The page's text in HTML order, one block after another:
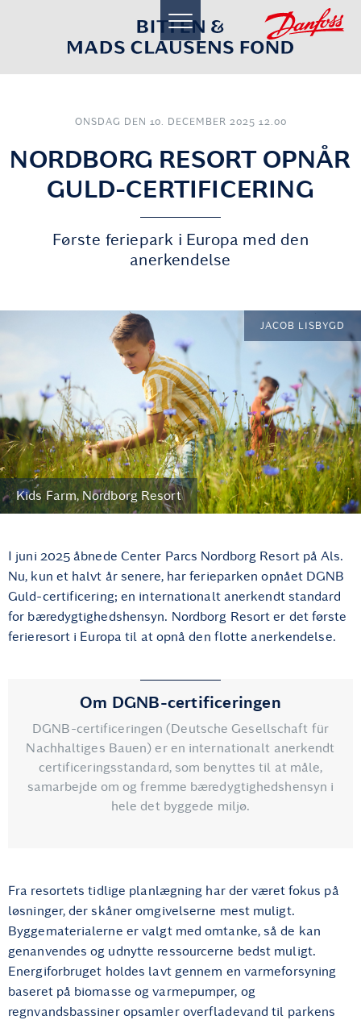
toggle
navigation
ONSDAG DEN 10. DECEMBER 2025 12.00
NORDBORG RESORT OPNÅR
GULD-CERTIFICERING
Første feriepark i Europa med den
anerkendelse
Kids Farm, Nordborg Resort
JACOB LISBYGD
I juni 2025 åbnede Center Parcs Nordborg Resort på Als.
Nu, kun et halvt år senere, har ferieparken opnået DGNB
Guld-certificering; en internationalt anerkendt standard
for bæredygtighedshensyn. Nordborg Resort er det første
ferieresort i Europa til at opnå den flotte anerkendelse.
Om DGNB-certificeringen
DGNB-certificeringen (Deutsche Gesellschaft für
Nachhaltiges Bauen) er en internationalt anerkendt
certificeringsstandard, som benyttes til at måle,
samarbejde om og fremme bæredygtighedshensyn i
hele det byggede miljø.
Fra resortets tidlige planlægning har der været fokus på
løsninger, der skåner omgivelserne mest muligt.
Byggematerialerne er valgt med omtanke, så de kan
genanvendes og udnytte ressourcerne bedst muligt.
Energiforbruget holdes lavt gennem en varmeforsyning
baseret på biomasse og varmepumper, og
regnvandsbassiner opsamler overfladevand til parkens